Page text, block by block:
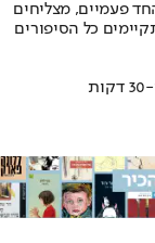
פעמיים, מצליחים
כל הסיפורים